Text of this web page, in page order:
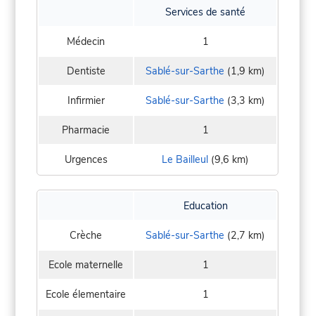
Services de santé
Médecin 1
Dentiste Sablé-sur-Sarthe (1,9 km)
Infirmier Sablé-sur-Sarthe (3,3 km)
Pharmacie 1
Urgences Le Bailleul (9,6 km)
Education
Crèche Sablé-sur-Sarthe (2,7 km)
Ecole maternelle 1
Ecole élementaire 1